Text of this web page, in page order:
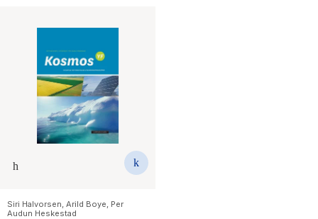
Siri Halvorsen, Arild Boye, Per
Audun Heskestad